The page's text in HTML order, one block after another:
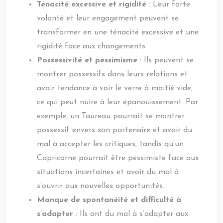
Ténacité excessive et rigidité : Leur forte
volonté et leur engagement peuvent se
transformer en une ténacité excessive et une
rigidité face aux changements.
Possessivité et pessimisme : Ils peuvent se
montrer possessifs dans leurs relations et
avoir tendance à voir le verre à moitié vide,
ce qui peut nuire à leur épanouissement. Par
exemple, un Taureau pourrait se montrer
possessif envers son partenaire et avoir du
mal à accepter les critiques, tandis qu’un
Capricorne pourrait être pessimiste face aux
situations incertaines et avoir du mal à
s’ouvrir aux nouvelles opportunités.
Manque de spontanéité et difficulté à
s’adapter : Ils ont du mal à s’adapter aux